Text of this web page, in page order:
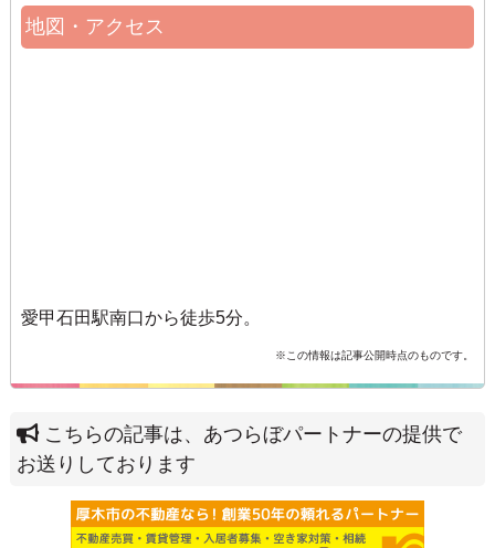
地図・アクセス
愛甲石田駅南口から徒歩5分。
※この情報は記事公開時点のものです。
こちらの記事は、あつらぼパートナーの提供で
お送りしております